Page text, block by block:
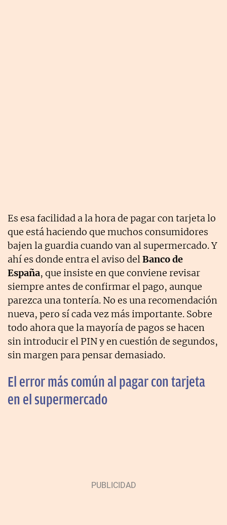
Es esa facilidad a la hora de pagar con tarjeta lo
que está haciendo que muchos consumidores
bajen la guardia cuando van al supermercado. Y
ahí es donde entra el aviso delBanco de
España, que insiste en que conviene revisar
siempre antes de confirmar el pago, aunque
parezca una tontería. No es una recomendación
nueva, pero sí cada vez más importante. Sobre
todo ahora que la mayoría de pagos se hacen
sin introducir el PIN y en cuestión de segundos,
sin margen para pensar demasiado.
El error más común al pagar con tarjeta
en el supermercado